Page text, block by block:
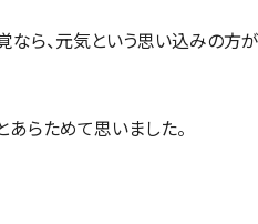
なら、元気という思い込みの方
あらためて思いました。